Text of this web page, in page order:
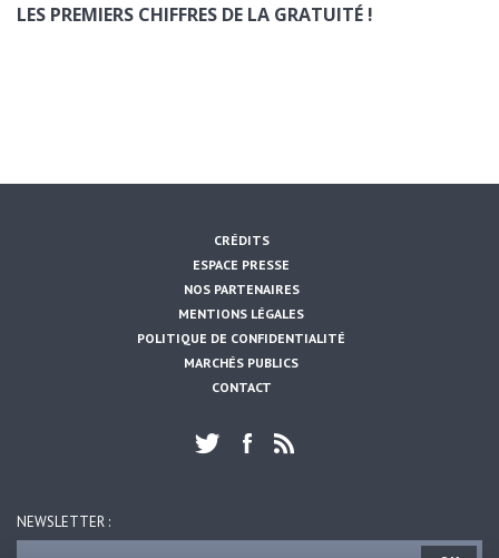
LES PREMIERS CHIFFRES DE LA GRATUITÉ !
CRÉDITS
ESPACE PRESSE
NOS PARTENAIRES
MENTIONS LÉGALES
POLITIQUE DE CONFIDENTIALITÉ
MARCHÉS PUBLICS
CONTACT
NEWSLETTER :